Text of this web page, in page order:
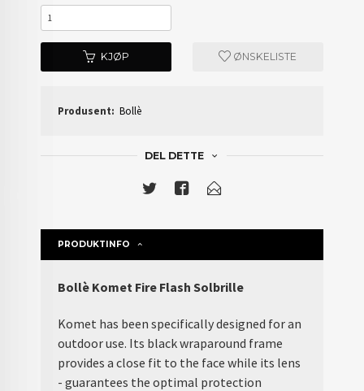
KJØP ØNSKELISTE
Produsent: Bollè
DEL DETTE
PRODUKTINFO
Bollè Komet Fire Flash Solbrille
Komet has been specifically designed for an
outdoor use. Its black wraparound frame
provides a close fit to the face while its lens
- guarantees the optimal protection